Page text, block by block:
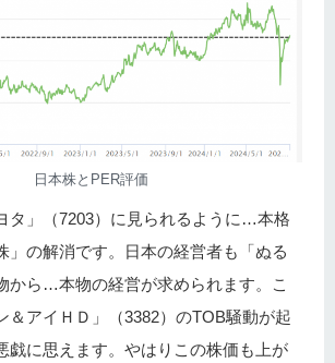
日本株とPER評価
タ」（7203）に見られるように…本格
」の解消です。日本の経営者も「ぬる
から…本物の経営が求められます。こ
＆アイＨＤ」（3382）のTOB騒動が起
戯に思えます。やはりこの株価も上が